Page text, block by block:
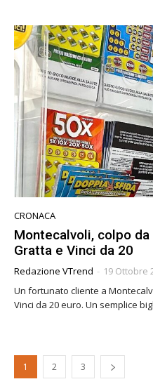
CRONACA
Montecalvoli, colpo
Gratta e Vinci da 20
Redazione VTrend - 19 Ottobre
Un fortunato cliente a
Vinci da 20 euro. Un
1 2 3